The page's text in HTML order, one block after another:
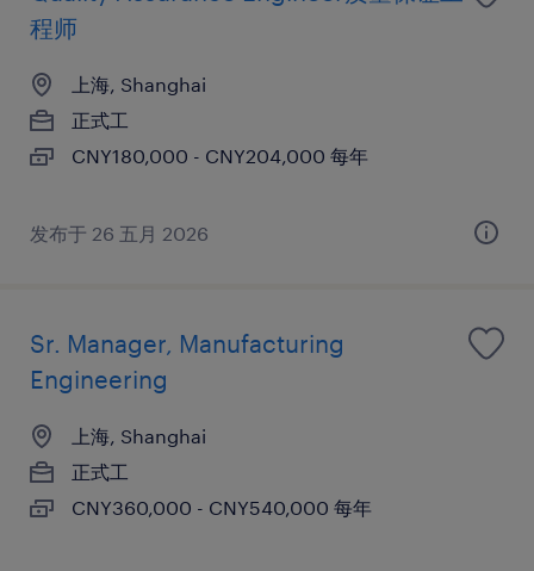
程师
上海, Shanghai
正式工
CNY180,000 - CNY204,000 每年
发布于 26 五月 2026
Sr. Manager, Manufacturing
Engineering
上海, Shanghai
正式工
CNY360,000 - CNY540,000 每年